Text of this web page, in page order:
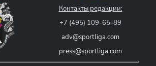
Контакты редакции:
+7 (495) 109-65-89
adv@sportliga.com
press@sportliga.com